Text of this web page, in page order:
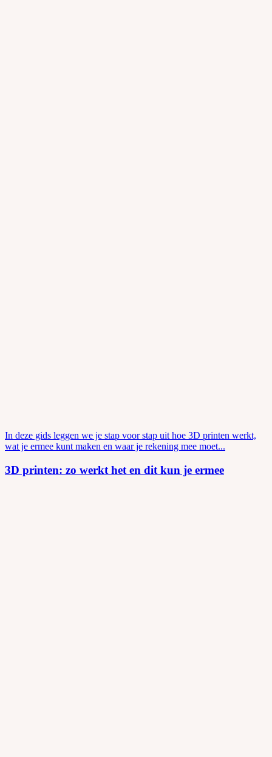
In deze gids leggen we je stap voor stap uit hoe 3D printen werkt,
wat je ermee kunt maken en waar je rekening mee moet...
3D printen: zo werkt het en dit kun je ermee